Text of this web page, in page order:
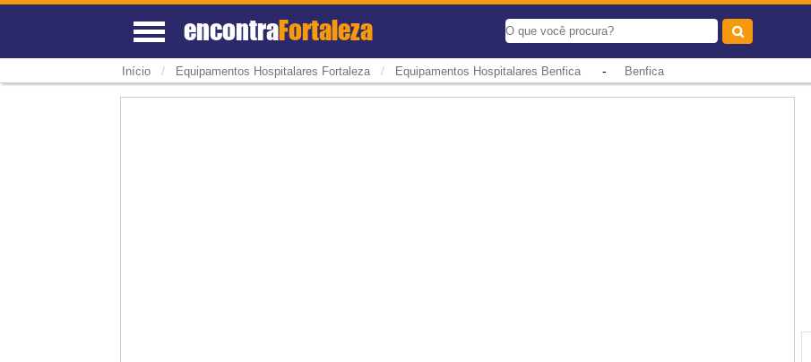
encontraFortaleza
Início / Equipamentos Hospitalares Fortaleza / Equipamentos Hospitalares Benfica- Benfica